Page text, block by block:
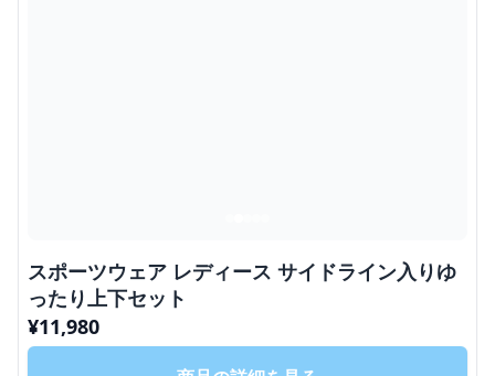
スポーツウェア レディース サイドライン入りゆ
ったり上下セット
¥11,980